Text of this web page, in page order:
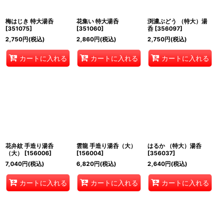
梅はじき 特大湯呑
[351075]
2,750円(税込)
カートに入れる
花集い 特大湯呑
[351060]
2,860円(税込)
カートに入れる
渕濃ぶどう （特大）湯
呑 [356097]
2,750円(税込)
カートに入れる
花弁紋 手造り湯呑
（大）
[156006]
7,040円(税込)
カートに入れる
雲龍 手造り湯呑（大）
[156004]
6,820円(税込)
カートに入れる
はるか （特大）湯呑
[356037]
2,640円(税込)
カートに入れる